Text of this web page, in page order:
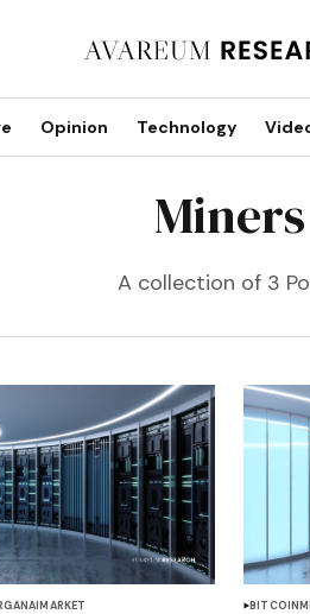
Opinion Technology
Miners
A collection of 3
AIMARKET BITCOIN